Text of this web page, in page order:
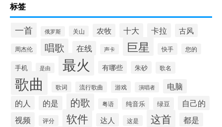
标签
一首 俄罗斯 关山 农牧 十大 卡拉 古风
周杰伦 唱歌 在线 声卡 巨星 快手 您的
手机 是由 最火 有哪些 朱砂 歌名
歌曲 歌词 流行歌曲 游戏 演唱者 电脑
的人 的是 的歌 粤语 纯音乐 绿豆 自己的
视频 评分 软件 达人 这是 这首 都是